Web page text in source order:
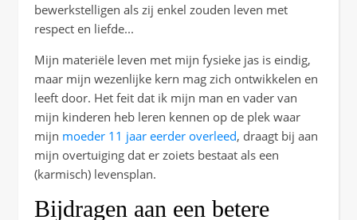
bewerkstelligen als zij enkel zouden leven met
respect en liefde...
Mijn materiële leven met mijn fysieke jas is eindig,
maar mijn wezenlijke kern mag zich ontwikkelen en
leeft door. Het feit dat ik mijn man en vader van
mijn kinderen heb leren kennen op de plek waar
mijn moeder 11 jaar eerder overleed, draagt bij aan
mijn overtuiging dat er zoiets bestaat als een
(karmisch) levensplan.
Bijdragen aan een betere